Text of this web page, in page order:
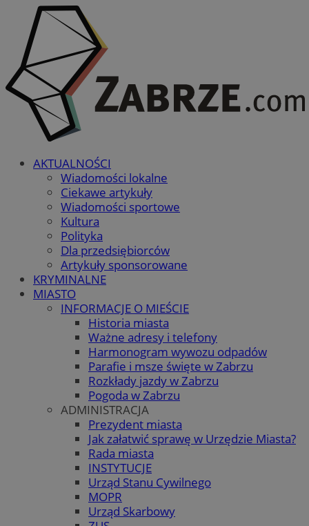
AKTUALNOŚCI
Wiadomości lokalne
Ciekawe artykuły
Wiadomości sportowe
Kultura
Polityka
Dla przedsiębiorców
Artykuły sponsorowane
KRYMINALNE
MIASTO
INFORMACJE O MIEŚCIE
Historia miasta
Ważne adresy i telefony
Harmonogram wywozu odpadów
Parafie i msze święte w Zabrzu
Rozkłady jazdy w Zabrzu
Pogoda w Zabrzu
ADMINISTRACJA
Prezydent miasta
Jak załatwić sprawę w Urzędzie Miasta?
Rada miasta
INSTYTUCJE
Urząd Stanu Cywilnego
MOPR
Urząd Skarbowy